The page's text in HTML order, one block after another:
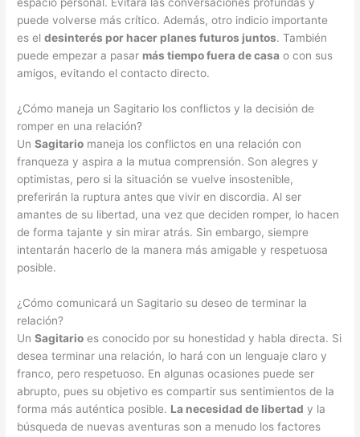
espacio personal. Evitará las conversaciones profundas y
puede volverse más crítico. Además, otro indicio importante
es eldesinterés por hacer planes futuros juntos. También
puede empezar a pasar más tiempo fuera de casa o con sus
amigos, evitando el contacto directo.
¿Cómo maneja un Sagitario los conflictos y la decisión de
romper en una relación?
UnSagitario maneja los conflictos en una relación con
franqueza y aspira a la mutua comprensión. Son alegres y
optimistas, pero si la situación se vuelve insostenible,
preferirán la ruptura antes que vivir en discordia. Al ser
amantes de su libertad, una vez que deciden romper, lo hacen
de forma tajante y sin mirar atrás. Sin embargo, siempre
intentarán hacerlo de la manera más amigable y respetuosa
posible.
¿Cómo comunicará un Sagitario su deseo de terminar la
relación?
UnSagitario es conocido por su honestidad y habla directa. Si
desea terminar una relación, lo hará con un lenguaje claro y
franco, pero respetuoso. En algunas ocasiones puede ser
abrupto, pues su objetivo es compartir sus sentimientos de la
forma más auténtica posible. La necesidad de libertad y la
búsqueda de nuevas aventuras son a menudo los factores